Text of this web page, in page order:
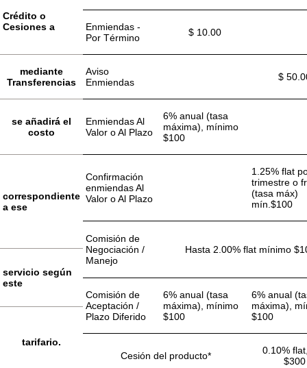
Crédito o
Cesiones a
Enmiendas -
Por Término
$ 10.00
mediante
Transferencias
Aviso
Enmiendas
$
se añadirá el
costo
Enmiendas Al
Valor o Al Plazo
6% anual (tasa
máxima), mínimo
$100
correspondiente
a ese
Confirmación
enmiendas Al
Valor o Al Plazo
1.25% flat
trimestre o
(tasa máx)
mín.$100
Comisión de
Negociación /
Manejo
Hasta 2.00% flat mínimo
servicio según
este
Comisión de
Aceptación /
Plazo Diferido
6% anual (tasa
máxima), mínimo
$100
6% anual
máxima),
$100
tarifario.
Cesión del producto*
0.10%
$300